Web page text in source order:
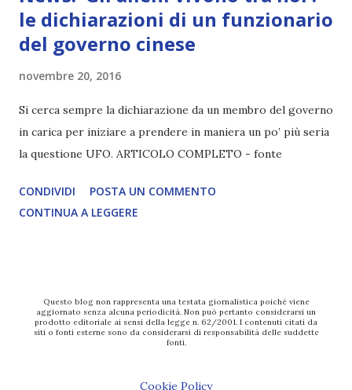
le dichiarazioni di un funzionario
del governo cinese
novembre 20, 2016
Si cerca sempre la dichiarazione da un membro del governo
in carica per iniziare a prendere in maniera un po’ più seria
la questione UFO. ARTICOLO COMPLETO - fonte
CONDIVIDI
POSTA UN COMMENTO
CONTINUA A LEGGERE
Questo blog non rappresenta una testata giornalistica poiché viene
aggiornato senza alcuna periodicità. Non può pertanto considerarsi un
prodotto editoriale ai sensi della legge n. 62/2001. I contenuti citati da
siti o fonti esterne sono da considerarsi di responsabilità delle suddette
fonti.
Cookie Policy